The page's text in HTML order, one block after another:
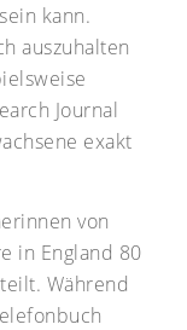
kann.
auszuhalten
Journal
exakt
von
in England 80
Während